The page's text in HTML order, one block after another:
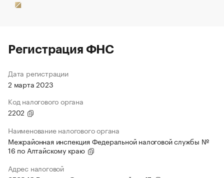
Регистрация ФНС
Дата регистрации
2 марта 2023
Код налогового органа
2202
Наименование налогового органа
Межрайонная инспекция Федеральной налоговой службы №
16 по Алтайскому краю
Адрес налоговой